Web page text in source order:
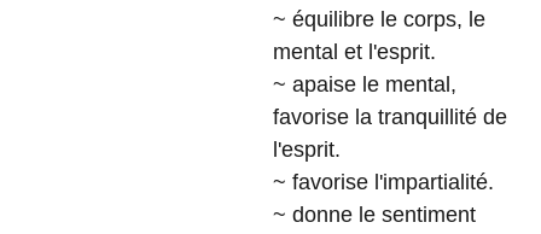
~ équilibre le corps, le
mental et l'esprit.
~ apaise le mental,
favorise la tranquillité de
l'esprit.
~ favorise l'impartialité.
~ donne le sentiment